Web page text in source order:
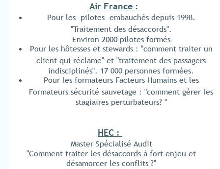
Air France :
Pour les pilotes embauchés depuis 1998.
"Traitement des désaccords".
Environ 2000 pilotes formés
Pour les hôtesses et stewards : "comment traiter un
client qui réclame" et "traitement des passagers
indisciplinés". 17 000 personnes formées.
Pour les formateurs Facteurs Humains et les
Formateurs sécurité sauvetage : "comment gérer les
stagiaires perturbateurs? "
HEC :
Master Spécialisé Audit
"Comment traiter les désaccords à fort enjeu et
désamorcer les conflits ?"